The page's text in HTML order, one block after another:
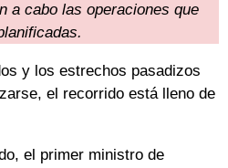
a cabo las operaciones que
y los estrechos pasadizos
el recorrido está lleno de
el primer ministro de